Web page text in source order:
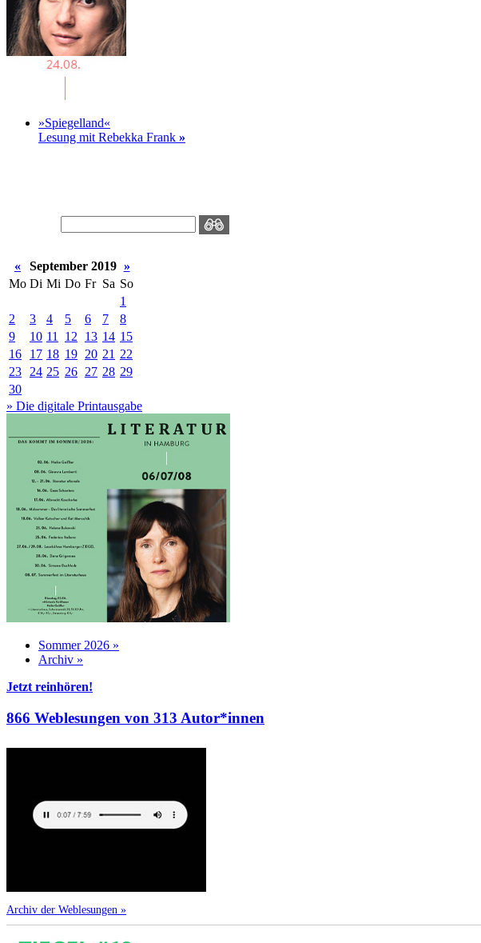
»Spiegelland«
Lesung mit Rebekka Frank »
« September 2019 »
Mo Di Mi Do Fr Sa So
1
2
3 4 5 6 7
8
9
10 11 12 13 14 15
16
17 18 19 20 21 22
23
24 25 26 27 28 29
30
» Die digitale Printausgabe
Sommer 2026 »
Archiv »
Jetzt reinhören!
866 Weblesungen von 313 Autor*innen
Archiv der Weblesungen »